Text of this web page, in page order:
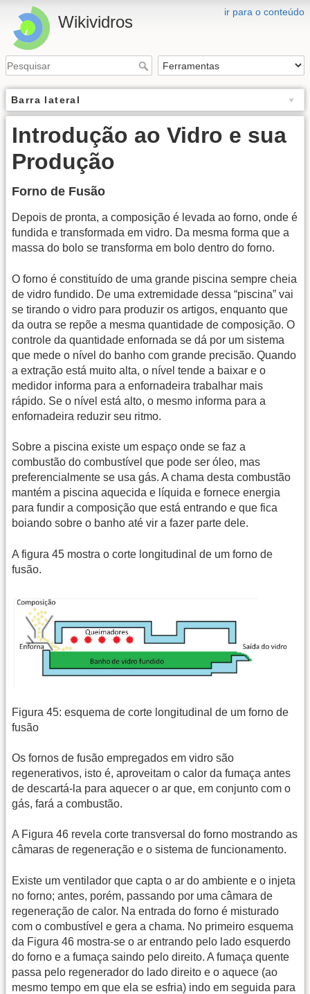
ir para o conteúdo
Wikividros
Barra lateral
Introdução ao Vidro e sua
Produção
Forno de Fusão
Depois de pronta, a composição é levada ao forno, onde é
fundida e transformada em vidro. Da mesma forma que a
massa do bolo se transforma em bolo dentro do forno.
O forno é constituído de uma grande piscina sempre cheia
de vidro fundido. De uma extremidade dessa “piscina” vai
se tirando o vidro para produzir os artigos, enquanto que
da outra se repõe a mesma quantidade de composição. O
controle da quantidade enfornada se dá por um sistema
que mede o nível do banho com grande precisão. Quando
a extração está muito alta, o nível tende a baixar e o
medidor informa para a enfornadeira trabalhar mais
rápido. Se o nível está alto, o mesmo informa para a
enfornadeira reduzir seu ritmo.
Sobre a piscina existe um espaço onde se faz a
combustão do combustível que pode ser óleo, mas
preferencialmente se usa gás. A chama desta combustão
mantém a piscina aquecida e líquida e fornece energia
para fundir a composição que está entrando e que fica
boiando sobre o banho até vir a fazer parte dele.
A figura 45 mostra o corte longitudinal de um forno de
fusão.
Figura 45: esquema de corte longitudinal de um forno de
fusão
Os fornos de fusão empregados em vidro são
regenerativos, isto é, aproveitam o calor da fumaça antes
de descartá-la para aquecer o ar que, em conjunto com o
gás, fará a combustão.
A Figura 46 revela corte transversal do forno mostrando as
câmaras de regeneração e o sistema de funcionamento.
Existe um ventilador que capta o ar do ambiente e o injeta
no forno; antes, porém, passando por uma câmara de
regeneração de calor. Na entrada do forno é misturado
com o combustível e gera a chama. No primeiro esquema
da Figura 46 mostra-se o ar entrando pelo lado esquerdo
do forno e a fumaça saindo pelo direito. A fumaça quente
passa pelo regenerador do lado direito e o aquece (ao
mesmo tempo em que ela se esfria) indo em seguida para